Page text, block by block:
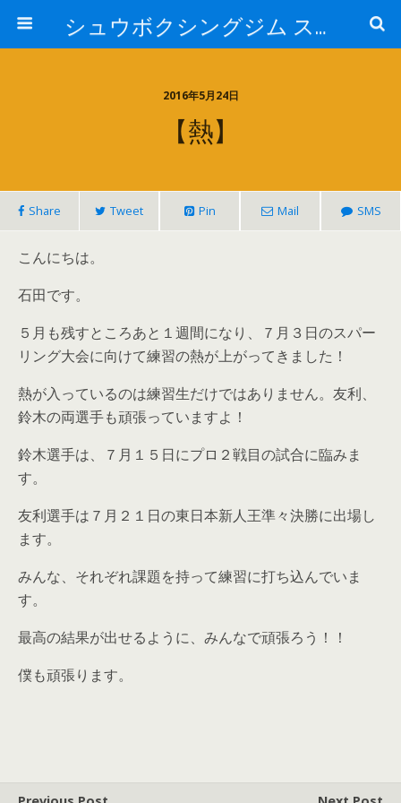
シュウボクシングジム スタッフブログ
2016年5月24日
【熱】
Share Tweet Pin Mail SMS
こんにちは。
石田です。
５月も残すところあと１週間になり、７月３日のスパー
リング大会に向けて練習の熱が上がってきました！
熱が入っているのは練習生だけではありません。友利、
鈴木の両選手も頑張っていますよ！
鈴木選手は、７月１５日にプロ２戦目の試合に臨みま
す。
友利選手は７月２１日の東日本新人王準々決勝に出場し
ます。
みんな、それぞれ課題を持って練習に打ち込んでいま
す。
最高の結果が出せるように、みんなで頑張ろう！！
僕も頑張ります。